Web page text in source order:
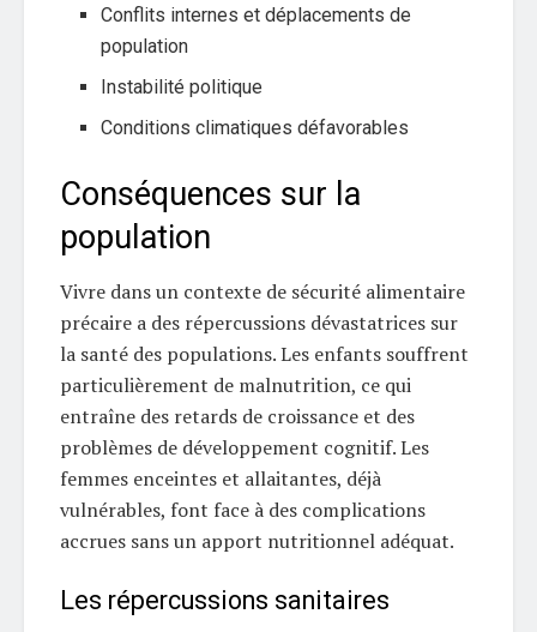
Conflits internes et déplacements de
population
Instabilité politique
Conditions climatiques défavorables
Conséquences sur la
population
Vivre dans un contexte de sécurité alimentaire
précaire a des répercussions dévastatrices sur
la santé des populations. Les enfants souffrent
particulièrement de malnutrition, ce qui
entraîne des retards de croissance et des
problèmes de développement cognitif. Les
femmes enceintes et allaitantes, déjà
vulnérables, font face à des complications
accrues sans un apport nutritionnel adéquat.
Les répercussions sanitaires